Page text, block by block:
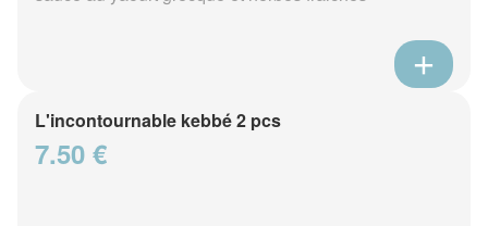
L'incontournable kebbé 2 pcs
7.50 €